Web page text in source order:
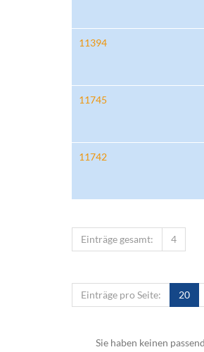
11394
11745
11742
Einträge gesamt: 4
Einträge pro Seite: 20
Sie haben keinen